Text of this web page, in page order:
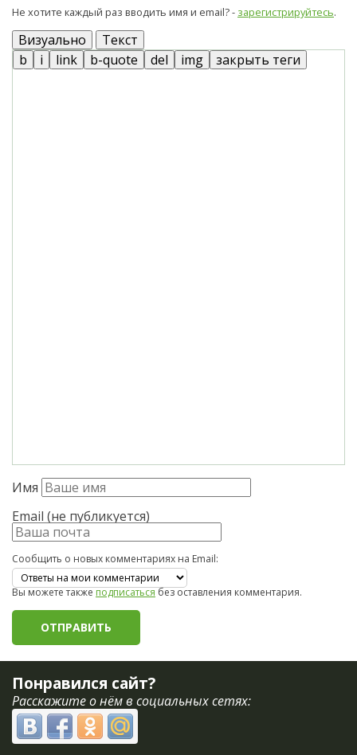
Не хотите каждый раз вводить имя и email? - зарегистрируйтесь.
Визуально Текст
Имя
Email (не публикуется)
Сообщить о новых комментариях на Email:
Вы можете такжеподписатьсябез оставления комментария.
Понравился сайт?
Расскажите о нём в социальных сетях: